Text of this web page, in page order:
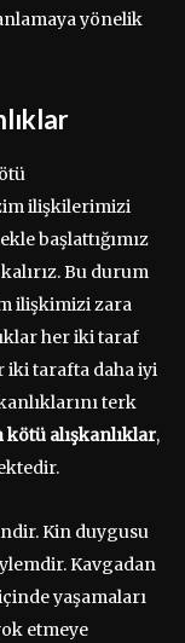
yönelik
ilişkilerimizi
başlattığımız
Bu durum
ilişkimizi zara
her iki taraf
iki tarafta daha iyi
terk
alışkanlıklar,
Kin duygusu
Kavgadan
yaşamaları
etmeye